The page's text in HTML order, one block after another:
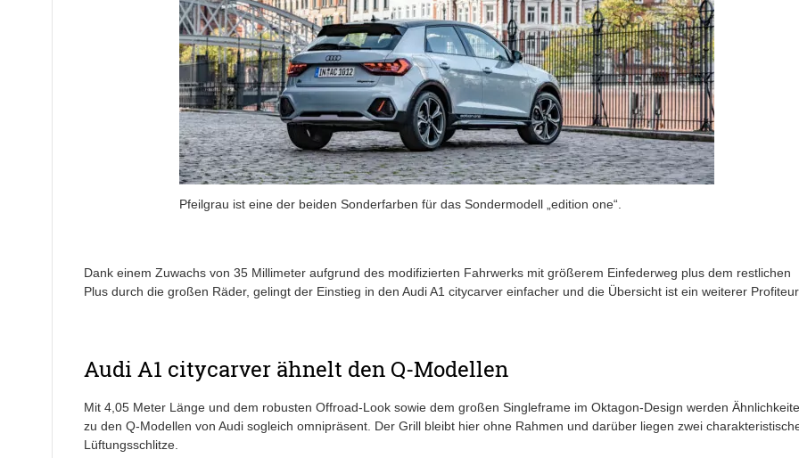
Pfeilgrau ist eine der beiden Sonderfarben für das Sondermodell „edition one“.
Dank einem Zuwachs von 35 Millimeter aufgrund des modifizierten Fahrwerks mit größerem Einfederweg plus dem restlichen
Plus durch die großen Räder, gelingt der Einstieg in den Audi A1 citycarver einfacher und die Übersicht ist ein weiterer
Audi A1 citycarver ähnelt den Q-Modellen
Mit 4,05 Meter Länge und dem robusten Offroad-Look sowie dem großen Singleframe im Oktagon-Design werden
zu den Q-Modellen von Audi sogleich omnipräsent. Der Grill bleibt hier ohne Rahmen und darüber liegen zwei
Lüftungsschlitze.